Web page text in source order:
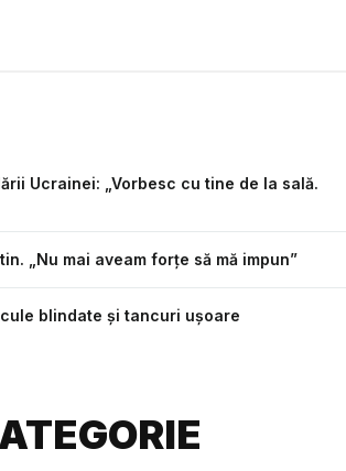
Ucrainei: „Vorbesc cu tine de la sală.
„Nu mai aveam forţe să mă impun”
blindate şi tancuri uşoare